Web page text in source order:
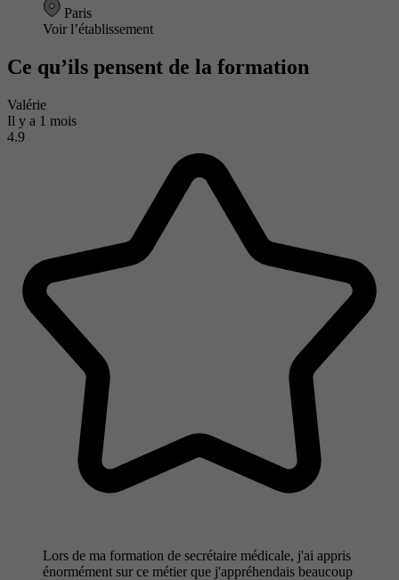
Paris
Voir l’établissement
Ce qu’ils pensent de la formation
Valérie
Il y a 1 mois
4.9
Lors de ma formation de secrétaire médicale, j'ai appris
énormément sur ce métier que j'appréhendais beaucoup